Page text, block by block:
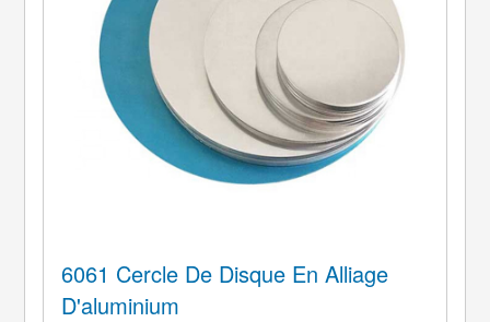
6061 Cercle De Disque En Alliage
D'aluminium